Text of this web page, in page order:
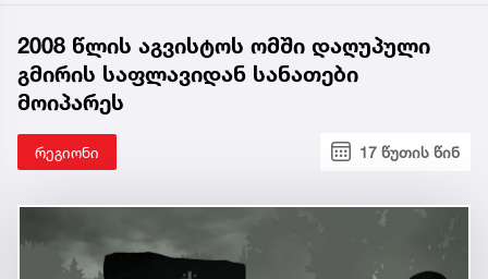
2008 წლის აგვისტოს ომში დაღუპული
გმირის საფლავიდან სანათები
მოიპარეს
რეგიონი 17 წუთის წინ